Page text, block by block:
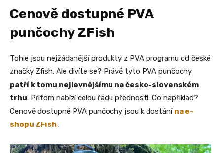
Cenově dostupné PVA
punčochy ZFish
Tohle jsou nejžádanější produkty z PVA programu od české
značky Zfish. Ale divíte se? Právě tyto PVA punčochy
patří k tomu nejlevnějšímu na česko-slovenském
trhu. Přitom nabízí celou řadu předností. Co například?
Cenově dostupné PVA punčochy jsou k dostání na e-
shopu ZFish .